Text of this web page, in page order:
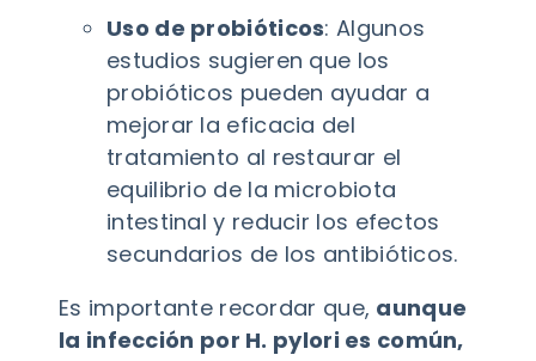
Uso de probióticos: Algunos
estudios sugieren que los
probióticos pueden ayudar a
mejorar la eficacia del
tratamiento al restaurar el
equilibrio de la microbiota
intestinal y reducir los efectos
secundarios de los antibióticos.
Es importante recordar que, aunque
la infección por H. pylori es común,